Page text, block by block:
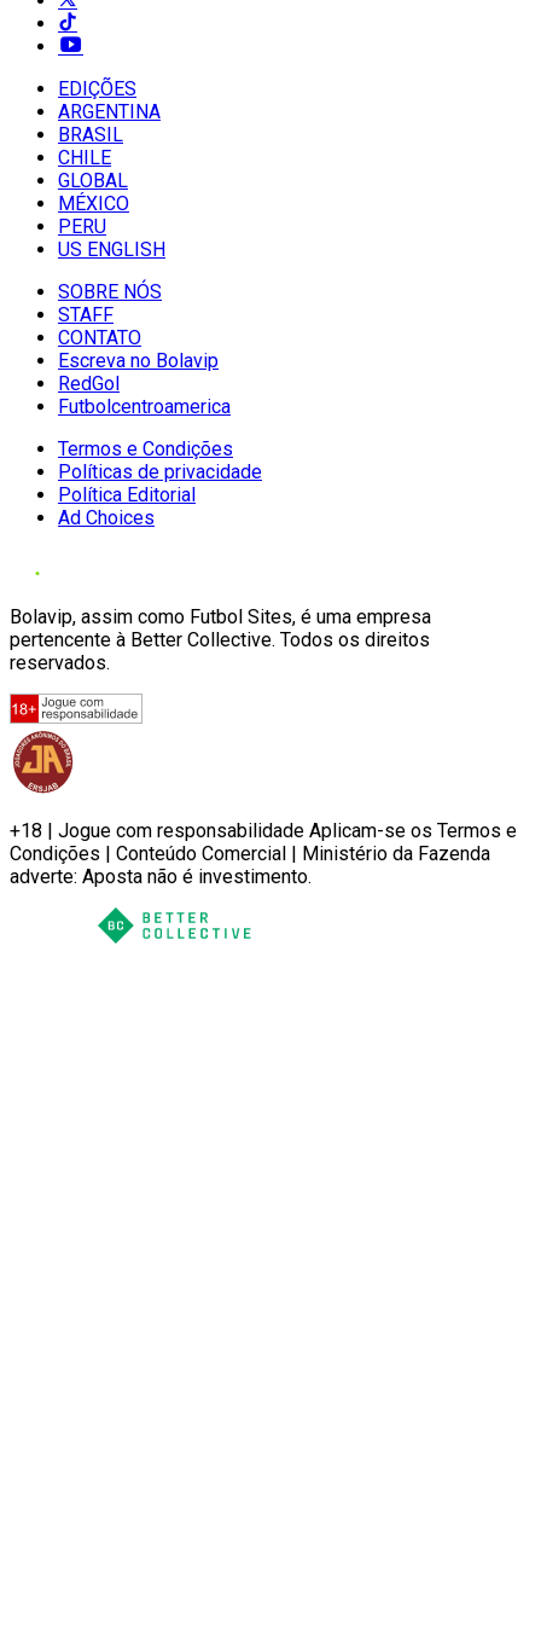
EDIÇÕES
ARGENTINA
BRASIL
CHILE
GLOBAL
MÉXICO
PERU
US ENGLISH
SOBRE NÓS
STAFF
CONTATO
Escreva no Bolavip
RedGol
Futbolcentroamerica
Termos e Condições
Políticas de privacidade
Política Editorial
Ad Choices
Bolavip, assim como Futbol Sites, é uma empresa
pertencente à Better Collective. Todos os direitos
reservados.
+18 | Jogue com responsabilidade Aplicam-se os Termos e
Condições | Conteúdo Comercial | Ministério da Fazenda
adverte: Aposta não é investimento.